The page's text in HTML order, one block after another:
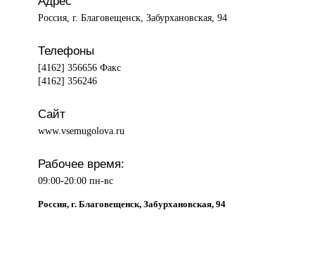
Россия, г. Благовещенск, Забурхановская, 94
Телефоны
[4162] 356656 Факс
[4162] 356246
Сайт
www.vsemugolova.ru
Рабочее время:
09:00-20:00 пн-вс
Россия, г. Благовещенск, Забурхановская, 94